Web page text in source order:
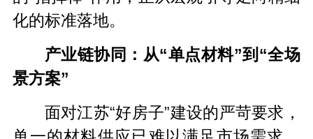
化的标准落地。
产业链协同：从“单点材料”到“全场
景方案”
面对江苏“好房子”建设的严苛要求，